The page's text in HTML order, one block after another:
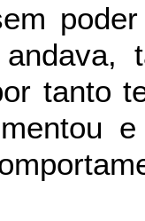
tanto